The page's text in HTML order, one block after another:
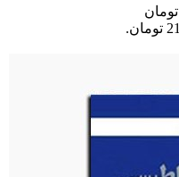
قیمت اصلی: 230,000 تومان